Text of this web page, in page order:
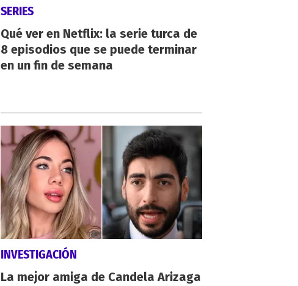
SERIES
Qué ver en Netflix: la serie turca de
8 episodios que se puede terminar
en un fin de semana
INVESTIGACIÓN
La mejor amiga de Candela Arizaga